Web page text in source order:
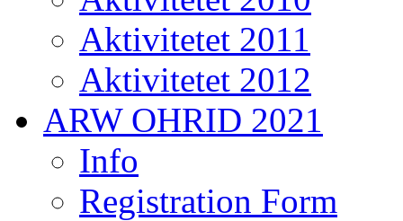
Aktivitetet 2011
Aktivitetet 2012
ARW OHRID 2021
Info
Registration Form